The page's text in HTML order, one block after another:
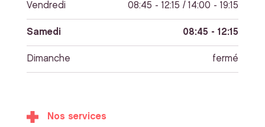
Vendredi 08:45 - 12:15 / 14:00 - 19:15
Samedi 08:45 - 12:15
Dimanche fermé
Nos services